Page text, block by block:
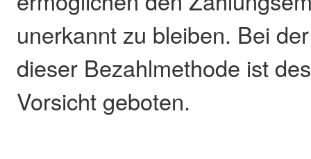
unerkannt zu bleiben. Bei
dieser Bezahlmethode ist
Vorsicht geboten.